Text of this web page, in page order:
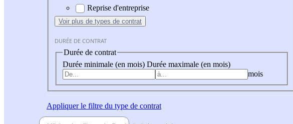
Reprise d'entreprise
Voir plus de types de contrat
DURÉE DE CONTRAT
Durée de contrat
Durée minimale (en mois) Durée maximale (en mois)
mois
Appliquerle filtre du type de contrat